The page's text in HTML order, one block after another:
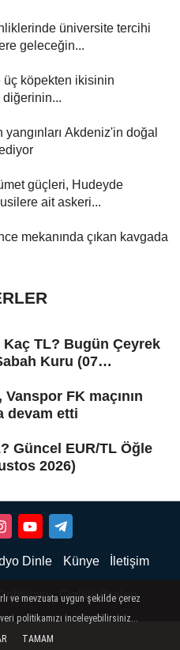
üniversite tercihi
geleceğin...
üç köpekten ikisinin
yangınları Akdeniz'in doğal
güçleri, Hudeyde
ait askeri...
mekanında çıkan kavgada
Kaç TL? Bugün Çeyrek
Kuru (07
FK maçının
devam etti
Güncel EUR/TL Öğle
2026)
Dinle Künye İletişim
Gizlilik İlkeleri
ve mevzuata uygun şekilde çerez
politikamızı inceleyebilirsiniz...
TAMAM